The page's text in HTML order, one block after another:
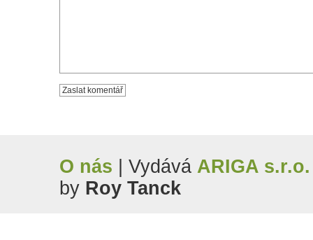
O nás | Vydává ARIGA s.r.o.
by Roy Tanck